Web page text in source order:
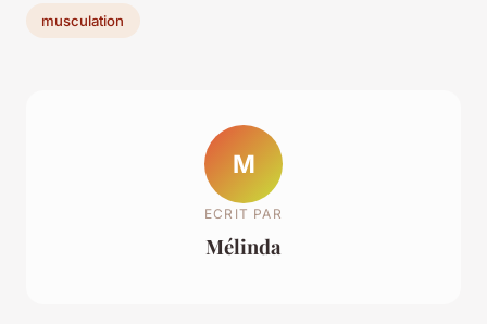
musculation
M
ECRIT PAR
Mélinda